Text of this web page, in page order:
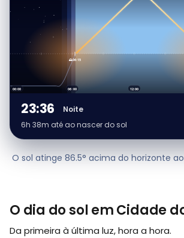
🌅 06:15
00:00 06:00 12:00
23:36
Noite
6h 38m até ao nascer do sol
O sol atinge 86.5° acima do horizonte
O dia do sol em Cidade
Da primeira à última luz, hora a hora.